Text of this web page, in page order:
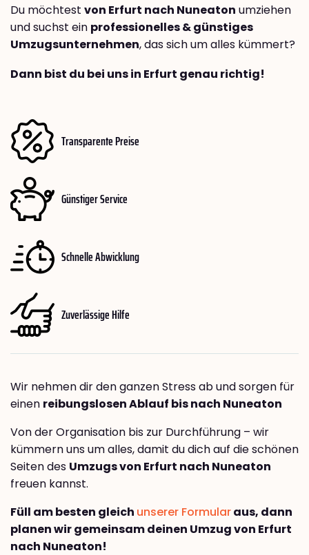
Du möchtest von Erfurt nach Nuneaton umziehen
und suchst ein professionelles & günstiges
Umzugsunternehmen, das sich um alles kümmert?
Dann bist du bei uns in Erfurt genau richtig!
Transparente Preise
Günstiger Service
Schnelle Abwicklung
Zuverlässige Hilfe
Wir nehmen dir den ganzen Stress ab und sorgen für
einen reibungslosen Ablauf bis nach Nuneaton
Von der Organisation bis zur Durchführung – wir
kümmern uns um alles, damit du dich auf die schönen
Seiten des Umzugs von Erfurt nach Nuneaton
freuen kannst.
Füll am besten gleich unserer Formularaus, dann
planen wir gemeinsam deinen Umzug von Erfurt
nach Nuneaton!